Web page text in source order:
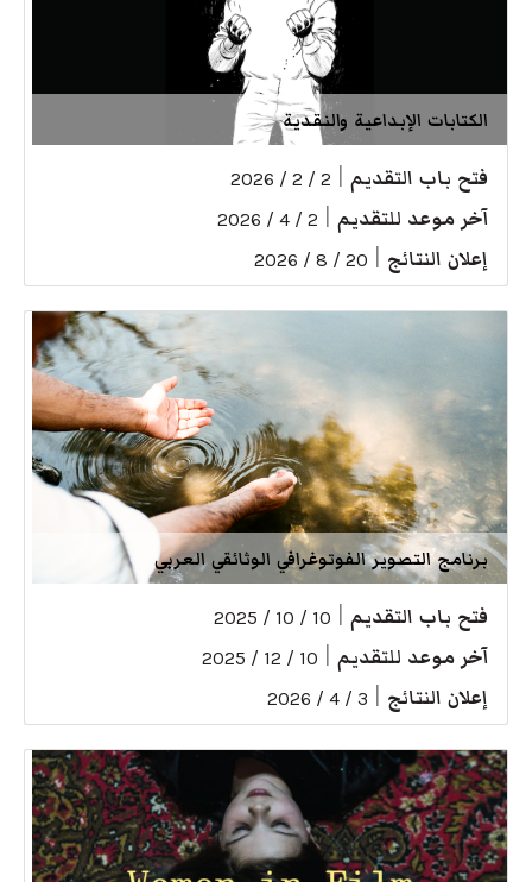
الكتابات الإبداعية والنقدية
فتح باب التقديم 2 / 2 / 2026
آخر موعد للتقديم 2 / 4 / 2026
إعلان النتائج 20 / 8 / 2026
برنامج التصوير الفوتوغرافي الوثائقي العربي
فتح باب التقديم 10 / 10 / 2025
آخر موعد للتقديم 10 / 12 / 2025
إعلان النتائج 3 / 4 / 2026